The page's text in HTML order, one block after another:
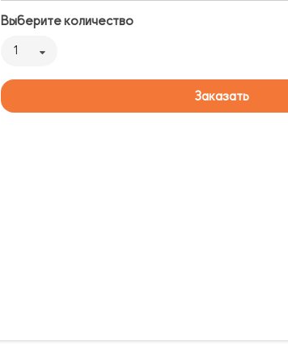
Выберите количество
1
Заказать